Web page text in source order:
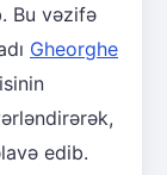
Bu vəzifə
Gheorghe
edib.